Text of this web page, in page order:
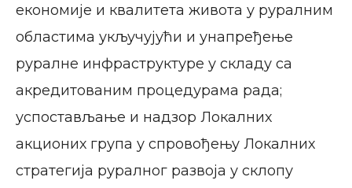
економије и квалитета живота у руралним
областима укључујући и унапређење
руралне инфраструктуре у складу са
акредитованим процедурама рада;
успостављање и надзор Локалних
акционих група у спровођењу Локалних
стратегија руралног развоја у склопу